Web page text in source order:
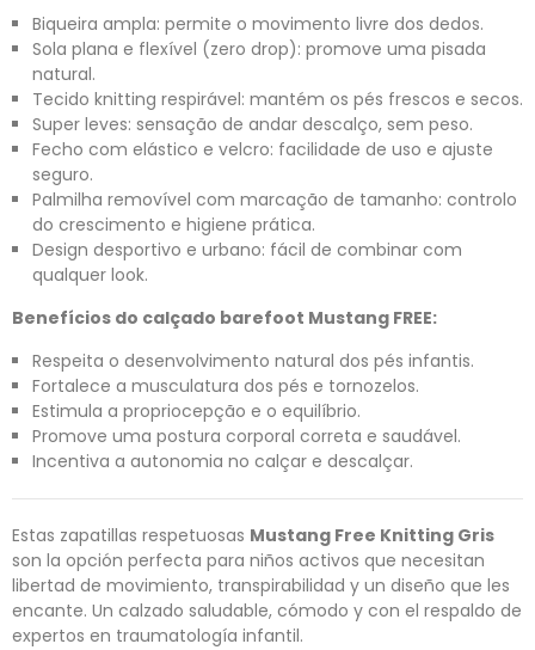
Biqueira ampla: permite o movimento livre dos dedos.
Sola plana e flexível (zero drop): promove uma pisada
natural.
Tecido knitting respirável: mantém os pés frescos e secos.
Super leves: sensação de andar descalço, sem peso.
Fecho com elástico e velcro: facilidade de uso e ajuste
seguro.
Palmilha removível com marcação de tamanho: controlo
do crescimento e higiene prática.
Design desportivo e urbano: fácil de combinar com
qualquer look.
Benefícios do calçado barefoot Mustang FREE:
Respeita o desenvolvimento natural dos pés infantis.
Fortalece a musculatura dos pés e tornozelos.
Estimula a propriocepção e o equilíbrio.
Promove uma postura corporal correta e saudável.
Incentiva a autonomia no calçar e descalçar.
Estas zapatillas respetuosas Mustang Free Knitting Gris
son la opción perfecta para niños activos que necesitan
libertad de movimiento, transpirabilidad y un diseño que les
encante. Un calzado saludable, cómodo y con el respaldo de
expertos en traumatología infantil.